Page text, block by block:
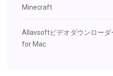
Minecraft
Allavsoftビデオダウンロー
for Mac